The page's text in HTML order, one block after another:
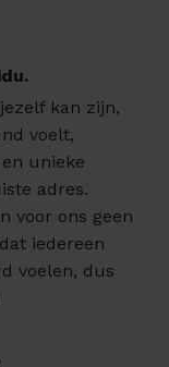
kan zijn,
voelt,
unieke
adres.
voor ons geen
iedereen
voelen, dus